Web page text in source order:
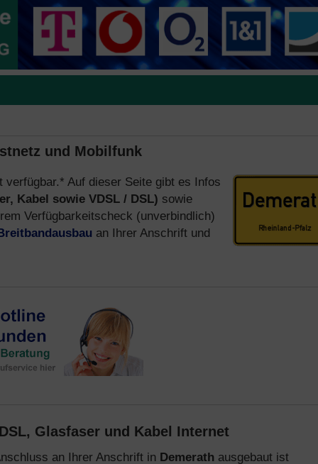
und Mobilfunk
verfügbar.* Auf dieser Seite gibt es Infos
Kabel sowie VDSL / DSL) sowie
Verfügbarkeitscheck (unverbindlich)
an Ihrer Anschrift und
Glasfaser und Kabel Internet
an Ihrer Anschrift in Demerath ausgebaut ist